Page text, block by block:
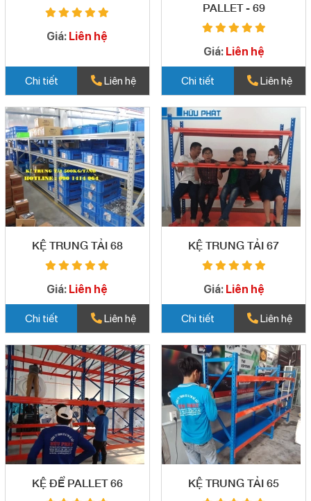
Giá: Liên hệ
Chi tiết Liên hệ
PALLET - 69
Giá: Liên hệ
Chi tiết Liên hệ
KỆ TRUNG TẢI 68
Giá: Liên hệ
Chi tiết Liên hệ
KỆ TRUNG TẢI 67
Giá: Liên hệ
Chi tiết Liên hệ
KỆ ĐỂ PALLET 66 KỆ TRUNG TẢI 65